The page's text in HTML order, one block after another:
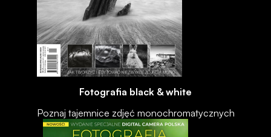
Fotografia black & white
Poznaj tajemnice zdjęć monochromatycznych